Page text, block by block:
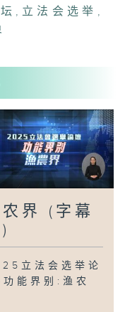
, 立法会选举 ,
界 (字幕
立法会选举论
能界别:渔农